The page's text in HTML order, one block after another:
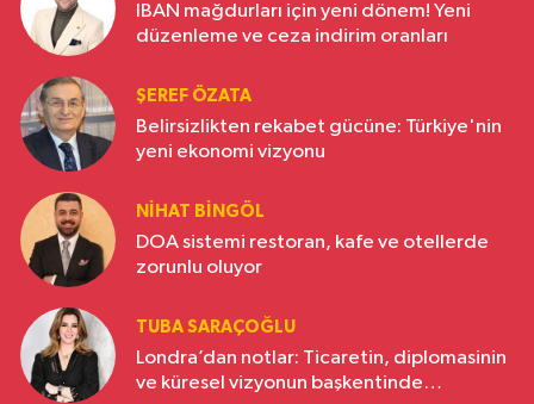
IBAN mağdurları için yeni dönem! Yeni
düzenleme ve ceza indirim oranları
ŞEREF ÖZATA
Belirsizlikten rekabet gücüne: Türkiye'nin
yeni ekonomi vizyonu
NIHAT BINGÖL
DOA sistemi restoran, kafe ve otellerde
zorunlu oluyor
TUBA SARAÇOĞLU
Londra’dan notlar: Ticaretin, diplomasinin
ve küresel vizyonun başkentinde